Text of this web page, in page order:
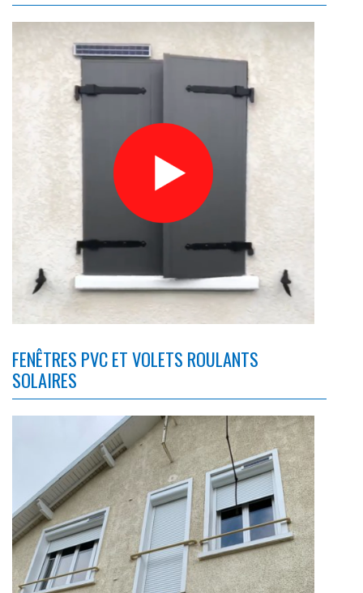
FENÊTRES PVC ET VOLETS ROULANTS
SOLAIRES